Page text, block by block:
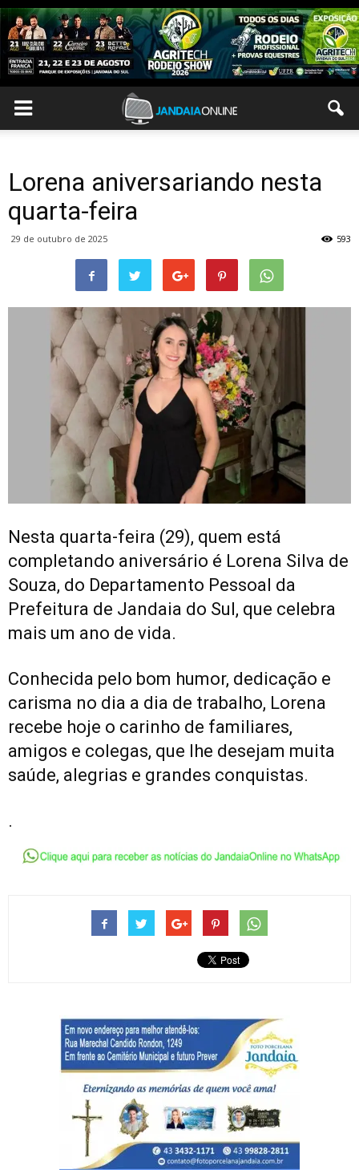
Lorena aniversariando nesta
quarta-feira
29 de outubro de 2025 593
Nesta quarta-feira (29), quem está
completando aniversário é Lorena Silva de
Souza, do Departamento Pessoal da
Prefeitura de Jandaia do Sul, que celebra
mais um ano de vida.
Conhecida pelo bom humor, dedicação e
carisma no dia a dia de trabalho, Lorena
recebe hoje o carinho de familiares,
amigos e colegas, que lhe desejam muita
saúde, alegrias e grandes conquistas.
.